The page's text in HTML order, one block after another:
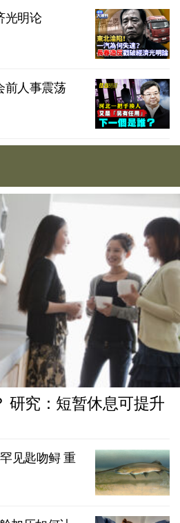
光明论
前人事震荡
研究：短暂休息可提升
见匙吻鲟 重